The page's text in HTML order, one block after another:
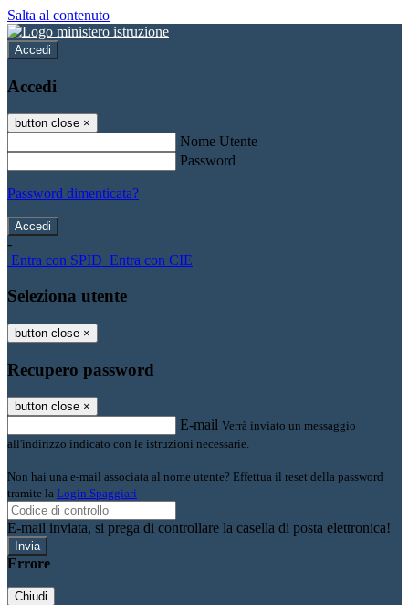
Salta al contenuto
Accedi
Accedi
button close ×
Nome Utente
Password
Password dimenticata?
-
Entra con SPID Entra con CIE
Seleziona utente
button close ×
Recupero password
button close ×
E-mail Verrà inviato un messaggio
all'indirizzo indicato con le istruzioni necessarie.
Non hai una e-mail associata al nome utente? Effettua il reset della password
tramite la Login Spaggiari
E-mail inviata, si prega di controllare la casella di posta elettronica!
Errore
Chiudi